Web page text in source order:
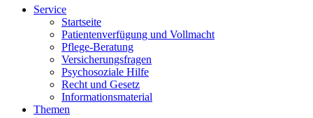
Service
Startseite
Patientenverfügung und Vollmacht
Pflege-Beratung
Versicherungsfragen
Psychosoziale Hilfe
Recht und Gesetz
Informationsmaterial
Themen